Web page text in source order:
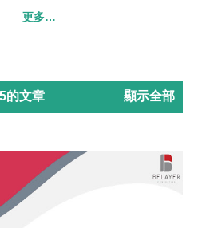
更多…
的文章 顯示全部